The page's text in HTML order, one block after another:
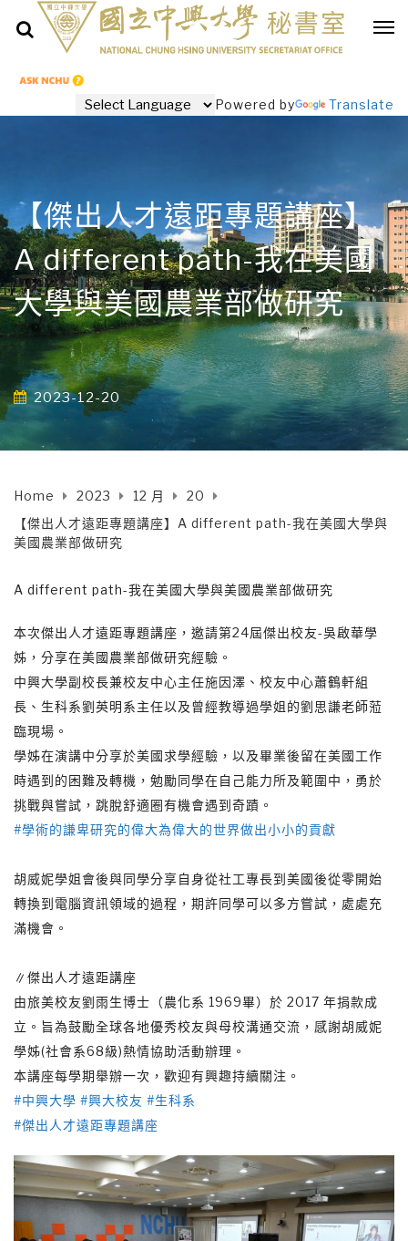
Powered by Translate
【傑出人才遠距專題講座】
A different path-我在美國
大學與美國農業部做研究
2023-12-20
Home 2023 12 月
20
【傑出人才遠距專題講座】A different path-我在美國大學與
美國農業部做研究
A different path-我在美國大學與美國農業部做研究
本次傑出人才遠距專題講座，邀請第24屆傑出校友-吳啟華學
姊，分享在美國農業部做研究經驗。
中興大學副校長兼校友中心主任施因澤、校友中心蕭鶴軒組
長、生科系劉英明系主任以及曾經教導過學姐的劉思謙老師蒞
臨現場。
學姊在演講中分享於美國求學經驗，以及畢業後留在美國工作
時遇到的困難及轉機，勉勵同學在自己能力所及範圍中，勇於
挑戰與嘗試，跳脫舒適圈有機會遇到奇蹟。
#學術的謙卑研究的偉大為偉大的世界做出小小的貢獻
胡威妮學姐會後與同學分享自身從社工專長到美國後從零開始
轉換到電腦資訊領域的過程，期許同學可以多方嘗試，處處充
滿機會。
∥傑出人才遠距講座
由旅美校友劉雨生博士（農化系 1969畢）於 2017 年捐款成
立。旨為鼓勵全球各地優秀校友與母校溝通交流，感謝胡威妮
學姊(社會系68級)熱情協助活動辦理。
本講座每學期舉辦一次，歡迎有興趣持續關注。
#中興大學 #興大校友 #生科系
#傑出人才遠距專題講座